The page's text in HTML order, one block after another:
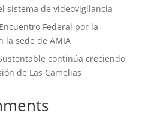
sistema de videovigilancia
Federal por la
la sede de AMIA
continúa creciendo
de Las Camelias